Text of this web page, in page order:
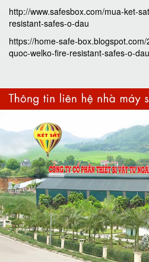
http://www.safesbox.com/mua-ket-
resistant-safes-o-dau
https://home-safe-
quoc-welko-fire-resistant-safes-o-